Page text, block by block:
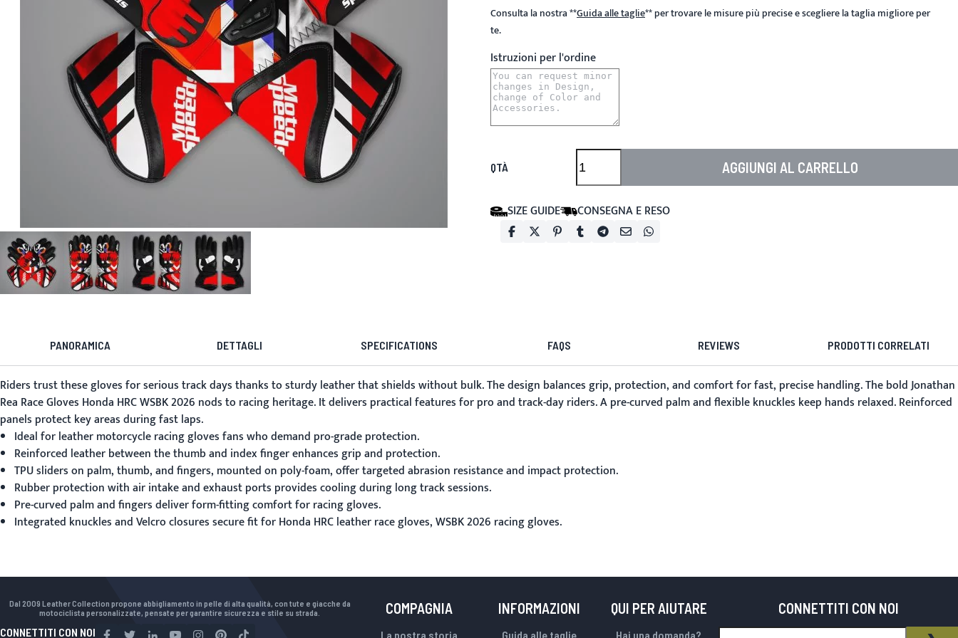
Consulta la nostra**Guida alle taglie**per trovare le misure più precise e scegliere la taglia migliore per
te.
Istruzioni per l'ordine
QTÀ AGGIUNGI AL CARRELLO
SIZE GUIDE CONSEGNA E RESO
PANORAMICA DETTAGLI SPECIFICATIONS FAQS REVIEWS PRODOTTI CORRELATI
Riders trust these gloves for serious track days thanks to sturdy leather that shields without bulk. The design balances grip, protection, and comfort for fast, precise handling. The boldJonathan
Rea Race Gloves Honda HRC WSBK 2026 nods to racing heritage. It delivers practical features for pro and track-day riders. A pre-curved palm and flexible knuckles keep hands relaxed. Reinforced
panels protect key areas during fast laps.
Ideal for leather motorcycle racing gloves fans who demand pro-grade protection.
Reinforced leather between the thumb and index finger enhances grip and protection.
TPU sliders on palm, thumb, and fingers, mounted on poly-foam, offer targeted abrasion resistance and impact protection.
Rubber protection with air intake and exhaust ports provides cooling during long track sessions.
Pre-curved palm and fingers deliver form-fitting comfort for racing gloves.
Integrated knuckles and Velcro closures secure fit for Honda HRC leather race gloves, WSBK 2026 racing gloves.
Dal 2009 Leather Collection propone abbigliamento in pelle di alta qualità, con tute e giacche da
motociclista personalizzate, pensate per garantire sicurezza e stile su strada.
CONNETTITI CON NOI
COMPAGNIA
La nostra storia
INFORMAZIONI
Guida alle taglie
QUI PER AIUTARE
Hai una domanda?
CONNETTITI CON NOI